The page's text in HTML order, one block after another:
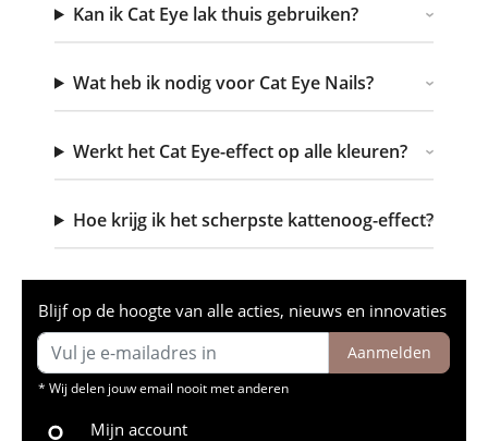
Kan ik Cat Eye lak thuis gebruiken?
Wat heb ik nodig voor Cat Eye Nails?
Werkt het Cat Eye-effect op alle kleuren?
Hoe krijg ik het scherpste kattenoog-effect?
Blijf op de hoogte van alle acties, nieuws en innovaties
Aanmelden
* Wij delen jouw email nooit met anderen
Mijn account